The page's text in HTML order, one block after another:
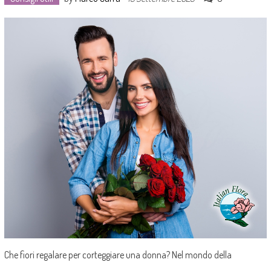
Che fiori regalare per corteggiare una donna? Nel mondo della